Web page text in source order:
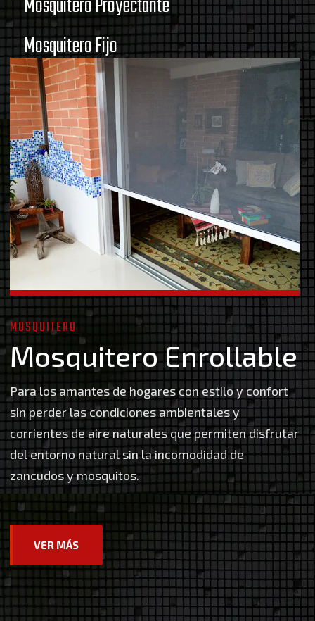
Mosquitero Fijo
MOSQUITERO
Mosquitero Enrollable
Para los amantes de hogares con estilo y confort
sin perder las condiciones ambientales y
corrientes de aire naturales que permiten disfrutar
del entorno natural sin la incomodidad de
zancudos y mosquitos.
VER MÁS